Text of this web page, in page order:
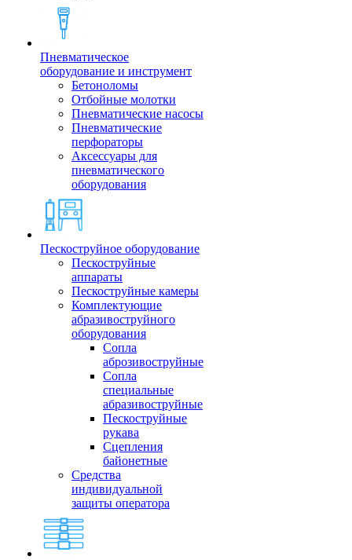
Пневматическое
оборудование и инструмент
Бетоноломы
Отбойные молотки
Пневматические насосы
Пневматические
перфораторы
Аксессуары для
пневматического
оборудования
Пескоструйное оборудование
Пескоструйные
аппараты
Пескоструйные камеры
Комплектующие
абразивоструйного
оборудования
Сопла
аброзивоструйные
Сопла
специальные
абразивоструйные
Пескоструйные
рукава
Сцепления
байонетные
Средства
индивидуальной
защиты оператора